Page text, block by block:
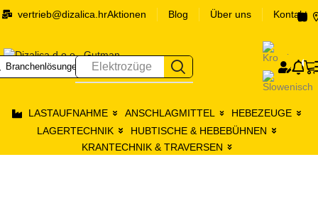
vertrieb@dizalica.hrAktionen Blog Über uns Kontakt
Branchenlösungen Elektrozüge 0
LASTAUFNAHME ANSCHLAGMITTEL
HEBEZEUGE
LAGERTECHNIK
HUBTISCHE & HEBEBÜHNEN
KRANTECHNIK & TRAVERSEN